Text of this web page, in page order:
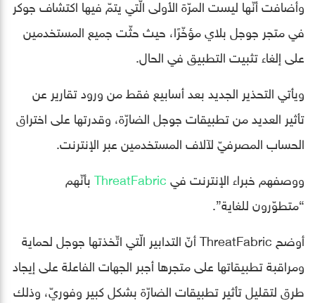
وأضافت أنّها ليست المرّة الأولى الّتي يتمّ فيها اكتشاف جوكر
في متجر جوجل بلاي مؤخّرًا، حيث حثّت جميع المستخدمين
على إلغاء تثبيت التطبيق في الحال.
ويأتي التحذير الجديد بعد أسابيع فقط من ورود تقارير عن
تأثير العديد من تطبيقات جوجل الضارّة، وقدرتها على اختراق
الحساب المصرفيّ لآلاف المستخدمين عبر الإنترنت.
ووصفهم خبراء الإنترنت فيThreatFabricبأنّهم
“متطوّرون للغاية”.
أوضح ThreatFabric أنّ التدابير الّتي اتّخذتها جوجل لحماية
ومراقبة تطبيقاتها على متجرها أجبر الجهات الفاعلة على إيجاد
طرق لتقليل تأثير تطبيقات الضارّة بشكل كبير وفوريّ، وذلك